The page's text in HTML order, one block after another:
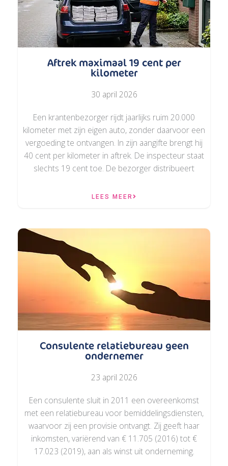
Aftrek maximaal 19 cent per
kilometer
30 april 2026
Een krantenbezorger rijdt jaarlijks ruim 20.000
kilometer met zijn eigen auto, zonder daarvoor een
vergoeding te ontvangen. In zijn aangifte brengt hij
40 cent per kilometer in aftrek. De inspecteur staat
slechts 19 cent toe. De bezorger distribueert
LEES MEER
Consulente relatiebureau geen
ondernemer
23 april 2026
Een consulente sluit in 2011 een overeenkomst
met een relatiebureau voor bemiddelingsdiensten,
waarvoor zij een provisie ontvangt. Zij geeft haar
inkomsten, variërend van € 11.705 (2016) tot €
17.023 (2019), aan als winst uit onderneming.